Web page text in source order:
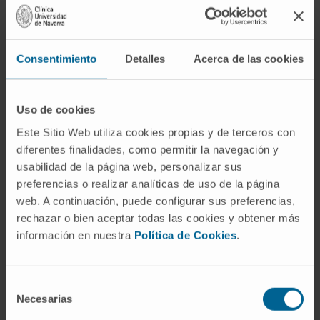
Consentimiento Detalles Acerca de las cookies
Uso de cookies
Este Sitio Web utiliza cookies propias y de terceros con
diferentes finalidades, como permitir la navegación y
usabilidad de la página web, personalizar sus
preferencias o realizar analíticas de uso de la página
web. A continuación, puede configurar sus preferencias,
rechazar o bien aceptar todas las cookies y obtener más
información en nuestra Política de Cookies.
Necesarias
tratamientos”, asegura el Dr. San Miguel. Este
especialista explica que “el Cilta-cel es una terapia
celular que forma parte de la inmunoterapia y que
ha demostrado ser muy eficaz en estadios finales
de progresión de tres meses a tres años
aproximadamente”.